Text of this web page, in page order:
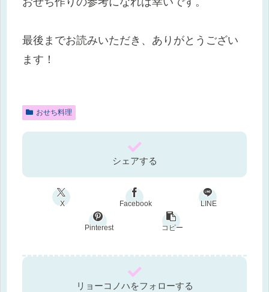
最後までお読みいただき、ありがとうござい
ます！
おせち料理
シェアする
X Facebook LINE
Pinterest コピー
リョーコノハをフォローする